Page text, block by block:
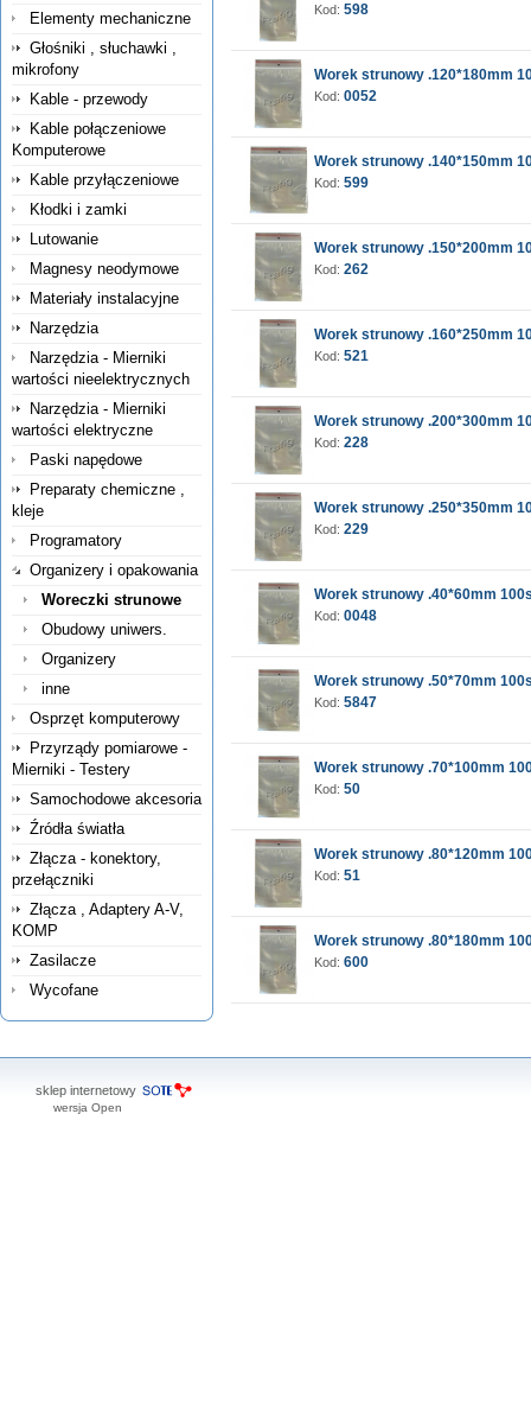
Elementy mechaniczne
Głośniki , słuchawki ,
mikrofony
Kable - przewody
Kable połączeniowe
Komputerowe
Kable przyłączeniowe
Kłodki i zamki
Lutowanie
Magnesy neodymowe
Materiały instalacyjne
Narzędzia
Narzędzia - Mierniki
wartości nieelektrycznych
Narzędzia - Mierniki
wartości elektryczne
Paski napędowe
Preparaty chemiczne ,
kleje
Programatory
Organizery i opakowania
Woreczki strunowe
Obudowy uniwers.
Organizery
inne
Osprzęt komputerowy
Przyrządy pomiarowe -
Mierniki - Testery
Samochodowe akcesoria
Źródła światła
Złącza - konektory,
przełączniki
Złącza , Adaptery A-V,
KOMP
Zasilacze
Wycofane
Kod: 598
Worek strunowy .120*180mm
Kod: 0052
Worek strunowy .140*150mm
Kod: 599
Worek strunowy .150*200mm
Kod: 262
Worek strunowy .160*250mm
Kod: 521
Worek strunowy .200*300mm
Kod: 228
Worek strunowy .250*350mm
Kod: 229
Worek strunowy .40*60mm
Kod: 0048
Worek strunowy .50*70mm
Kod: 5847
Worek strunowy .70*100mm
Kod: 50
Worek strunowy .80*120mm
Kod: 51
Worek strunowy .80*180mm
Kod: 600
sklep internetowy
wersja Open